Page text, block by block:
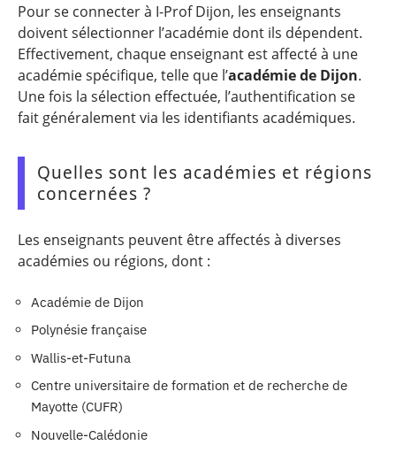
Pour se connecter à I-Prof Dijon, les enseignants
doivent sélectionner l’académie dont ils dépendent.
Effectivement, chaque enseignant est affecté à une
académie spécifique, telle que l’académie de Dijon.
Une fois la sélection effectuée, l’authentification se
fait généralement via les identifiants académiques.
Quelles sont les académies et régions
concernées ?
Les enseignants peuvent être affectés à diverses
académies ou régions, dont :
Académie de Dijon
Polynésie française
Wallis-et-Futuna
Centre universitaire de formation et de recherche de
Mayotte (CUFR)
Nouvelle-Calédonie